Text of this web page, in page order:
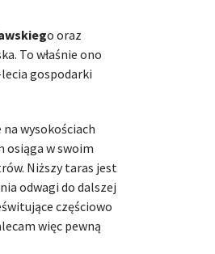
o oraz
To właśnie ono
gospodarki
wysokościach
osiąga w swoim
Niższy taras jest
odwagi do dalszej
częściowo
więc pewną